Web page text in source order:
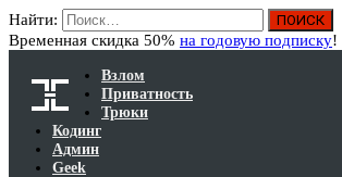
Найти:
Временная скидка 50% на годовую подписку!
Взлом
Приватность
Трюки
Кодинг
Админ
Geek